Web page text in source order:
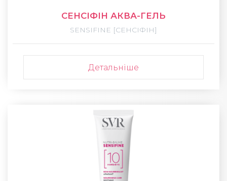
СЕНСІФІН АКВА-ГЕЛЬ
SENSIFINE [СЕНСІФІН]
Детальніше